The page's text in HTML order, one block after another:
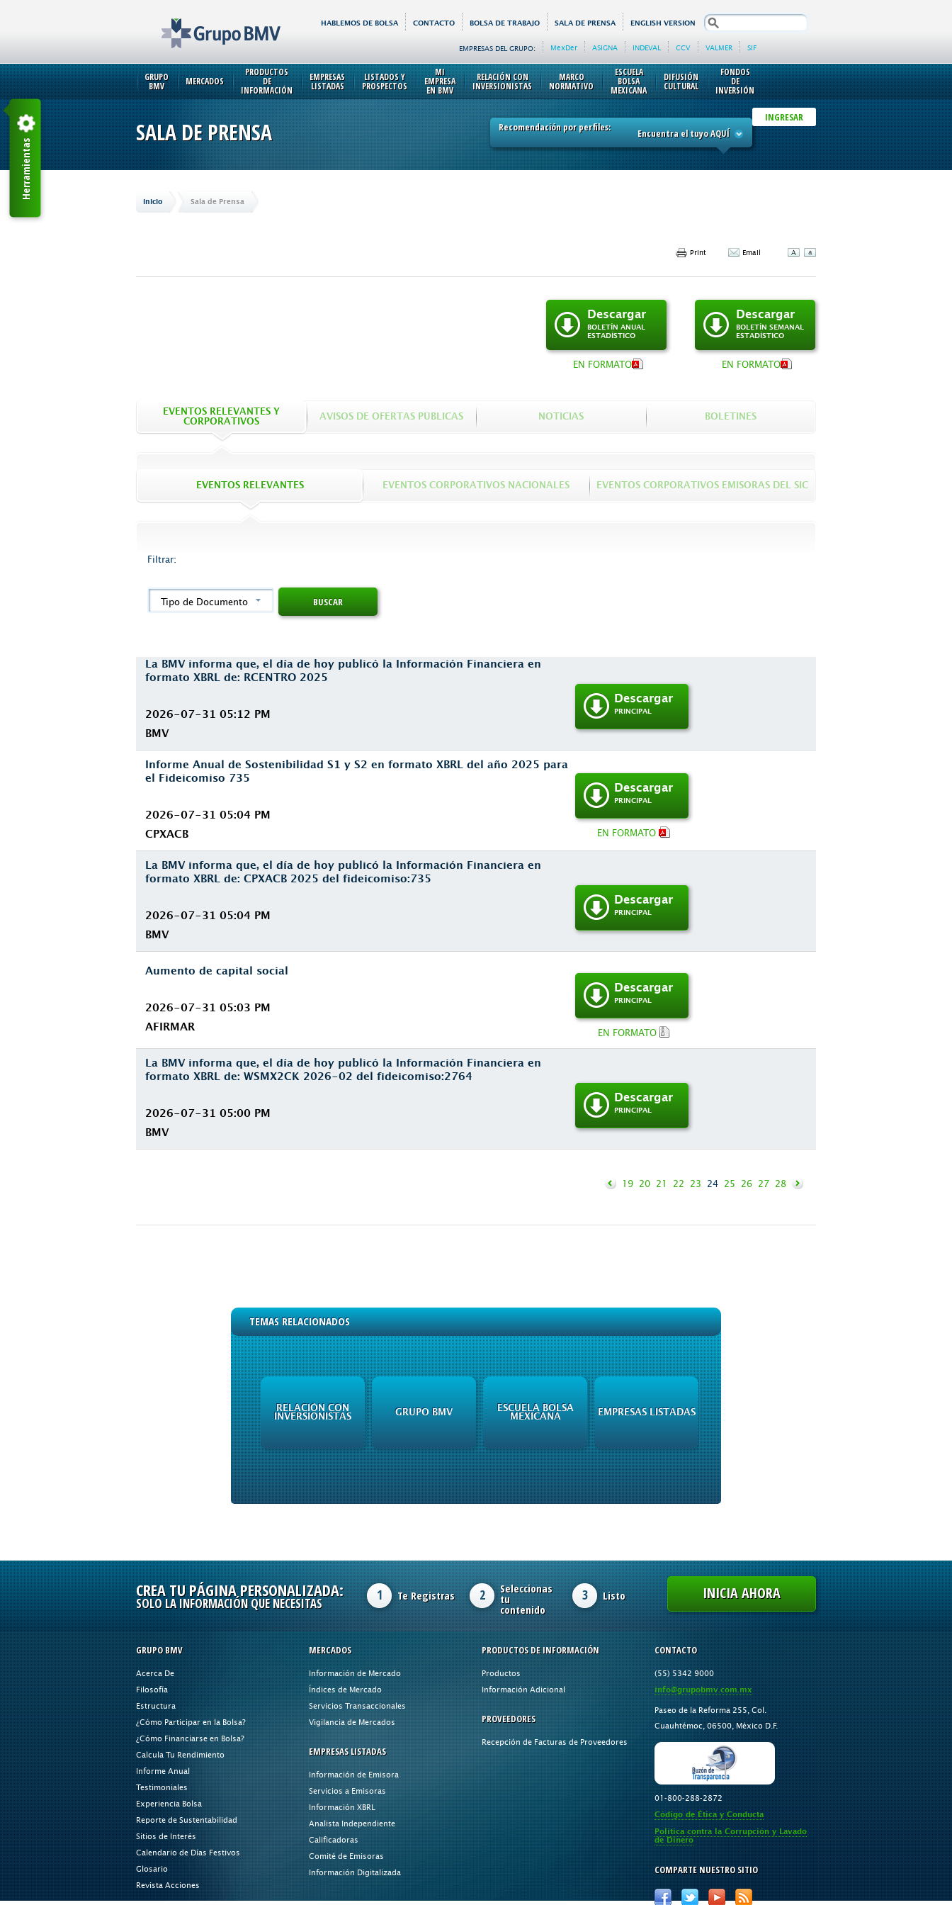
HABLEMOS DE BOLSA CONTACTO BOLSA DE TRABAJO SALA DE PRENSA ENGLISH VERSION search
EMPRESAS DEL GRUPO: MexDer ASIGNA INDEVAL CCV VALMER SIF
GRUPO
BMV MERCADOS
PRODUCTOS
DE
INFORMACIÓN
EMPRESAS
LISTADAS
LISTADOS Y
PROSPECTOS
MI
EMPRESA
EN BMV
RELACIÓN CON
INVERSIONISTAS
MARCO
NORMATIVO
ESCUELA
BOLSA
MEXICANA
DIFUSIÓN
CULTURAL
FONDOS
DE
INVERSIÓN
INGRESAR
SALA DE PRENSA Recomendación por perfiles: Encuentra el tuyo AQUÍ
Inicio Sala de Prensa
Print Email
Descargar
BOLETÍN ANUAL
ESTADÍSTICO
EN FORMATO
Descargar
BOLETÍN SEMANAL
ESTADÍSTICO
EN FORMATO
EVENTOS RELEVANTES Y
CORPORATIVOS
AVISOS DE OFERTAS PÚBLICAS NOTICIAS BOLETINES
EVENTOS RELEVANTES EVENTOS CORPORATIVOS NACIONALES EVENTOS CORPORATIVOS EMISORAS DEL SIC
Filtrar:
Tipo de Documento
La BMV informa que, el día de hoy publicó la Información Financiera en
formato XBRL de: RCENTRO 2025
2026-07-31 05:12 PM
BMV
Descargar
PRINCIPAL
Informe Anual de Sostenibilidad S1 y S2 en formato XBRL del año 2025 para
el Fideicomiso 735
2026-07-31 05:04 PM
CPXACB
Descargar
PRINCIPAL
EN FORMATO
La BMV informa que, el día de hoy publicó la Información Financiera en
formato XBRL de: CPXACB 2025 del fideicomiso:735
2026-07-31 05:04 PM
BMV
Descargar
PRINCIPAL
Aumento de capital social
2026-07-31 05:03 PM
AFIRMAR
Descargar
PRINCIPAL
EN FORMATO
La BMV informa que, el día de hoy publicó la Información Financiera en
formato XBRL de: WSMX2CK 2026-02 del fideicomiso:2764
2026-07-31 05:00 PM
BMV
Descargar
PRINCIPAL
19 20 21 22 23 24 25 26 27 28
TEMAS RELACIONADOS
RELACIÓN CON
INVERSIONISTAS
GRUPO BMV
ESCUELA BOLSA
MEXICANA
EMPRESAS LISTADAS
CREA TU PÁGINA PERSONALIZADA:
SOLO LA INFORMACIÓN QUE NECESITAS
1 Te Registras 2 Seleccionas
tu
contenido
3 Listo INICIA AHORA
GRUPO BMV
Acerca De
Filosofía
Estructura
¿Cómo Participar en la Bolsa?
¿Cómo Financiarse en Bolsa?
Calcula Tu Rendimiento
Informe Anual
Testimoniales
Experiencia Bolsa
Reporte de Sustentabilidad
Sitios de Interés
Calendario de Días Festivos
Glosario
Revista Acciones
MERCADOS
Información de Mercado
Índices de Mercado
Servicios Transaccionales
Vigilancia de Mercados
EMPRESAS LISTADAS
Información de Emisora
Servicios a Emisoras
Información XBRL
Analista Independiente
Calificadoras
Comité de Emisoras
Información Digitalizada
PRODUCTOS DE INFORMACIÓN
Productos
Información Adicional
PROVEEDORES
Recepción de Facturas de Proveedores
CONTACTO
(55) 5342 9000
info@grupobmv.com.mx
Paseo de la Reforma 255, Col.
Cuauhtémoc, 06500, México D.F.
01-800-288-2872
Código de Ética y Conducta
Política contra la Corrupción y Lavado
de Dinero
COMPARTE NUESTRO SITIO
Herramientas